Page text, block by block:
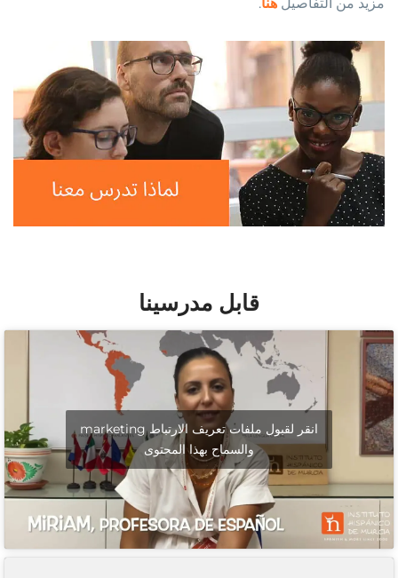
قابل مدرسينا
انقر لقبول ملفات تعريف الارتباط marketing
والسماح بهذا المحتوى